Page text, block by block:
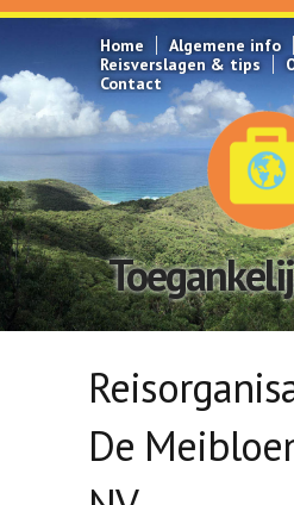
Overslaan en naar de inhoud gaan
Home
Algemene info
Reisverslagen & tips
Contact
De